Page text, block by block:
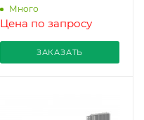
Много
Цена по запросу
ЗАКАЗАТЬ